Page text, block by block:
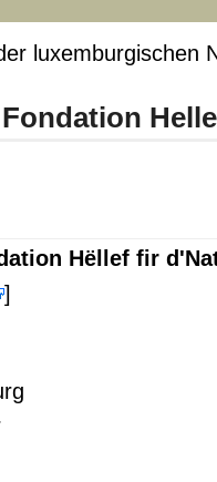
luxemburgischen
Hëllef fir
]